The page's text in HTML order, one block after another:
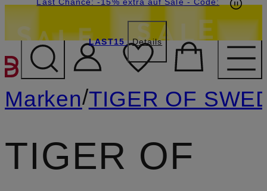
ZUM HAUPTINHALT
LAST15 Details
Marken/TIGER OF
TIGER OF